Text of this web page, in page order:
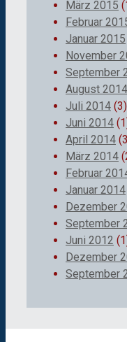
März 2015
Februar
Januar 2015
November
September
August 2014
Juli 2014 (3)
Juni 2014
April 2014
März 2014
Februar
Januar 2014
Dezember
September
Juni 2012
Dezember
September